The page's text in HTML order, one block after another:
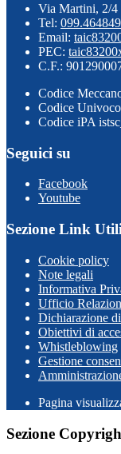
Via Martini, 2/4
Tel:
Email:
PEC:
C.F.:
Codice
Codice
Codice iPA
Seguici su
Facebook
Youtube
Sezione Link Utili
Cookie policy
Note legali
Informativa
Ufficio
Dichiarazione
Obiettivi di
Whistleblowing
Gestione
Pagina
Sezione